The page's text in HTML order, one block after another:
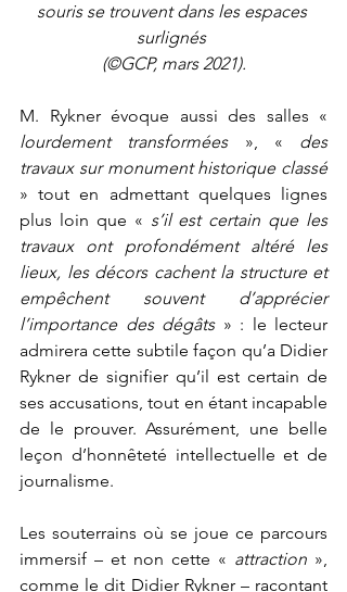
souris se trouvent dans les espaces
surlignés
(©GCP, mars 2021).
lourdement transformées », « des
travaux sur monument historique classé
» tout en admettant quelques lignes
plus loin que « s’il est certain que les
travaux ont profondément altéré les
lieux, les décors cachent la structure et
empêchent souvent d’apprécier
l’importance des dégâts » : le lecteur
admirera cette subtile façon qu’a Didier
Rykner de signifier qu’il est certain de
ses accusations, tout en étant incapable
de le prouver. Assurément, une belle
leçon d’honnêteté intellectuelle et de
journalisme.
Les souterrains où se joue ce parcours
immersif – et non cette « attraction »,
comme le dit Didier Rykner – racontant